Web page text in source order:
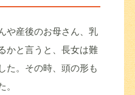
や産後のお母さん、乳
かと言うと、長女は難
た。その時、頭の形も